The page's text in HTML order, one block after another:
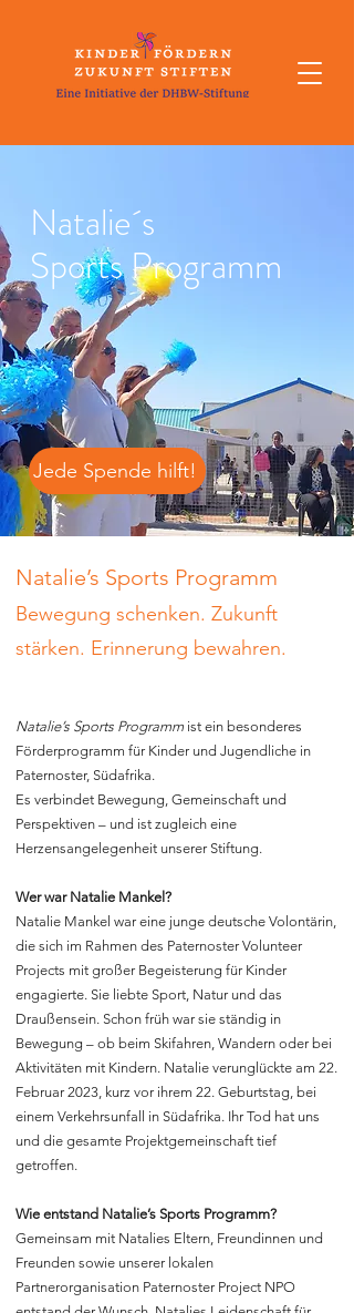
Natalie´s
Sports Programm
Jede Spende hilft!
Natalie’s Sports Programm
Bewegung schenken. Zukunft
stärken. Erinnerung bewahren.
Natalie’s Sports Programm ist ein besonderes
Förderprogramm für Kinder und Jugendliche in
Paternoster, Südafrika.
Es verbindet Bewegung, Gemeinschaft und
Perspektiven – und ist zugleich eine
Herzensangelegenheit unserer Stiftung.
Wer war Natalie Mankel?
Natalie Mankel war eine junge deutsche Volontärin,
die sich im Rahmen des Paternoster Volunteer
Projects mit großer Begeisterung für Kinder
engagierte. Sie liebte Sport, Natur und das
Draußensein. Schon früh war sie ständig in
Bewegung – ob beim Skifahren, Wandern oder bei
Aktivitäten mit Kindern. Natalie verunglückte am 22.
Februar 2023, kurz vor ihrem 22. Geburtstag, bei
einem Verkehrsunfall in Südafrika. Ihr Tod hat uns
und die gesamte Projektgemeinschaft tief
getroffen.
Wie entstand Natalie’s Sports Programm?
Gemeinsam mit Natalies Eltern, Freundinnen und
Freunden sowie unserer lokalen
Partnerorganisation Paternoster Project NPO